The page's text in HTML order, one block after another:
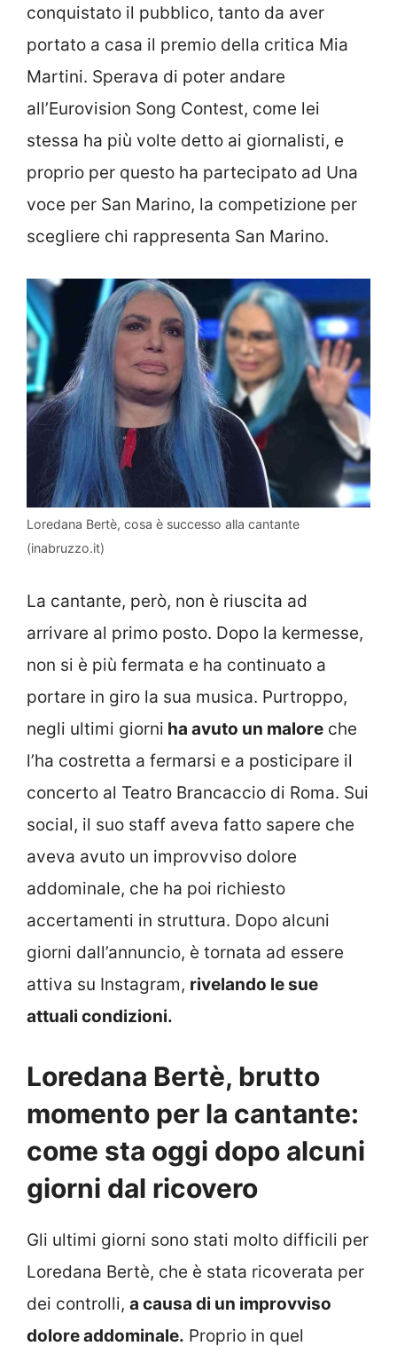
conquistato il pubblico, tanto da aver
portato a casa il premio della critica Mia
Martini. Sperava di poter andare
all’Eurovision Song Contest, come lei
stessa ha più volte detto ai giornalisti, e
proprio per questo ha partecipato ad Una
voce per San Marino, la competizione per
scegliere chi rappresenta San Marino.
Loredana Bertè, cosa è successo alla cantante
(inabruzzo.it)
La cantante, però, non è riuscita ad
arrivare al primo posto. Dopo la kermesse,
non si è più fermata e ha continuato a
portare in giro la sua musica. Purtroppo,
negli ultimi giorni ha avuto un malore che
l’ha costretta a fermarsi e a posticipare il
concerto al Teatro Brancaccio di Roma. Sui
social, il suo staff aveva fatto sapere che
aveva avuto un improvviso dolore
addominale, che ha poi richiesto
accertamenti in struttura. Dopo alcuni
giorni dall’annuncio, è tornata ad essere
attiva su Instagram, rivelando le sue
attuali condizioni.
Loredana Bertè, brutto
momento per la cantante:
come sta oggi dopo alcuni
giorni dal ricovero
Gli ultimi giorni sono stati molto difficili per
Loredana Bertè, che è stata ricoverata per
dei controlli, a causa di un improvviso
dolore addominale. Proprio in quel